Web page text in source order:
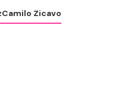
Camilo Zicavo